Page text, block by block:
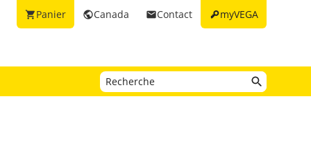
keymyVEGA
emailContact
publicCanada
shopping_cartPanier